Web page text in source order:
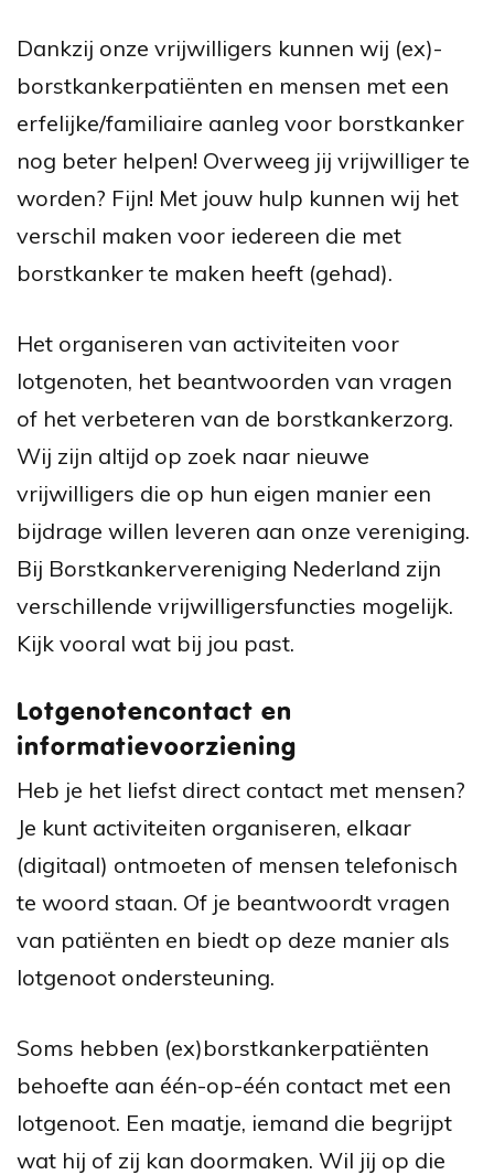
Dankzij onze vrijwilligers kunnen wij (ex)-
borstkankerpatiënten en mensen met een
erfelijke/familiaire aanleg voor borstkanker
nog beter helpen! Overweeg jij vrijwilliger te
worden? Fijn! Met jouw hulp kunnen wij het
verschil maken voor iedereen die met
borstkanker te maken heeft (gehad).
Het organiseren van activiteiten voor
lotgenoten, het beantwoorden van vragen
of het verbeteren van de borstkankerzorg.
Wij zijn altijd op zoek naar nieuwe
vrijwilligers die op hun eigen manier een
bijdrage willen leveren aan onze vereniging.
Bij Borstkankervereniging Nederland zijn
verschillende vrijwilligersfuncties mogelijk.
Kijk vooral wat bij jou past.
Lotgenotencontact en
informatievoorziening
Heb je het liefst direct contact met mensen?
Je kunt activiteiten organiseren, elkaar
(digitaal) ontmoeten of mensen telefonisch
te woord staan. Of je beantwoordt vragen
van patiënten en biedt op deze manier als
lotgenoot ondersteuning.
Soms hebben (ex)borstkankerpatiënten
behoefte aan één-op-één contact met een
lotgenoot. Een maatje, iemand die begrijpt
wat hij of zij kan doormaken. Wil jij op die